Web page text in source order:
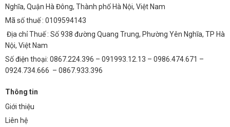
Nghĩa, Quận Hà Đông, Thành phố Hà Nội, Việt Nam
Mã số thuế : 0109594143
Địa chỉ Thuế : Số 938 đường Quang Trung, Phường Yên Nghĩa, TP Hà
Nội, Việt Nam
Số điện thoại: 0867.224.396 – 091993.12.13 – 0986.474.671 –
0924.734.666 – 0867.933.396
Thông tin
Giới thiệu
Liên hệ